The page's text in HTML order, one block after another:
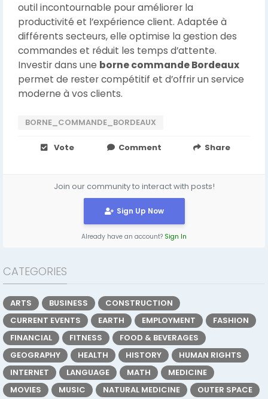
outil incontournable pour améliorer la
productivité et l’expérience client. Adaptée à
différents secteurs, elle optimise la gestion des
commandes et réduit les temps d’attente.
Investir dans une borne commande Bordeaux
permet de rester compétitif et d’offrir un service
moderne à vos clients.
BORNE_COMMANDE_BORDEAUX
Vote Comment Share
Join our community to interact with posts!
Sign Up Now
Already have an account? Sign In
CATEGORIES
ARTS BUSINESS
CONSTRUCTION
CURRENT EVENTS
EARTH EMPLOYMENT
FASHION
FINANCIAL
FITNESS
FOOD & BEVERAGES
GEOGRAPHY
HEALTH HISTORY
HUMAN RIGHTS
INTERNET
LANGUAGE MATH
MEDICINE
MOVIES
MUSIC NATURAL MEDICINE
OUTER SPACE